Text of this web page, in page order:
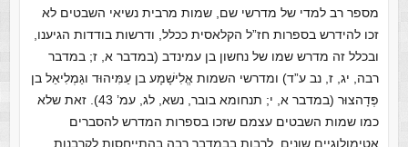
מספר רב למדי של מדרשי שם, שמות מרבית נשיאי השבטים לא
זכו להידרש בספרות חז”ל הקלאסית ככלל, ודרשות בודדות הגיענו,
ובכלל זה מדרש שמו של נחשון בן עמינדב (במדבר א, ז; במדבר
רבה, יג, ז, נב ע”ד) ומדרשי השמות אֱלִישָׁמָע בן עַמִּיהוּד וגַּמְלִיאֵל בן
פְּדָהצוּר (במדבר א, י; תנחומא בובר, נשא, לג, עמ’ 43). זאת שלא
כמו שמות השבטים עצמם שזכו בספרות המדרש להסברים
אטימולוגיים שונים, לרבות בבמדבר רבה בהתייחסות לקרבנות